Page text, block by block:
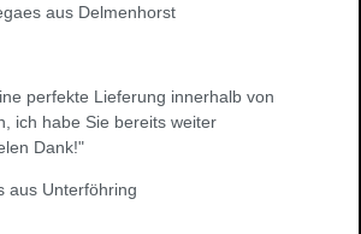
aus Delmenhorst
perfekte Lieferung innerhalb von
ich habe Sie bereits weiter
Dank!"
aus Unterföhring